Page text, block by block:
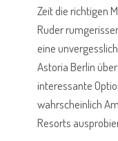
Zeit die richtigen
Ruder
eine
Astoria Berlin
interessante
wahrscheinlich
Resorts